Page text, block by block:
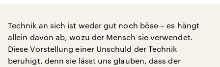
Technik an sich ist weder gut noch böse – es hängt
allein davon ab, wozu der Mensch sie verwendet.
Diese Vorstellung einer Unschuld der Technik
beruhigt, denn sie lässt uns glauben, dass der